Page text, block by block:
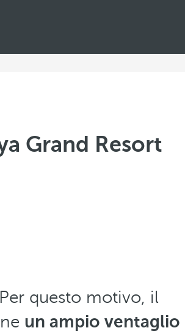
Grand Resort
questo motivo, il
un ampio ventaglio